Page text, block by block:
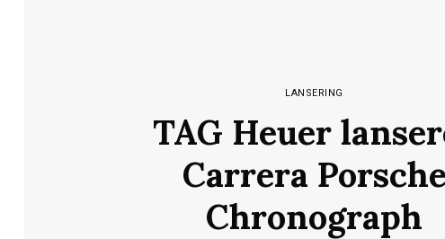
LANSERING
TAG Heuer
Carrera Porsche
Chronograph